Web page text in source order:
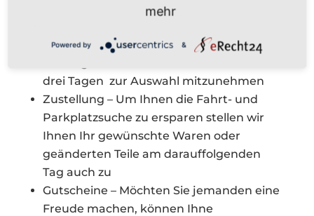
Änderungen (auch Expressänderungen
Auswahlservice – Unsere Kunden haben
drei Tagen zur Auswahl mitzunehmen
Zustellung – Um Ihnen die Fahrt- und
Parkplatzsuche zu ersparen stellen wir
Ihnen Ihr gewünschte Waren oder
geänderten Teile am darauffolgenden
Tag auch zu
Gutscheine – Möchten Sie jemanden eine
Freude machen, können Ihne
mehr
Powered by &